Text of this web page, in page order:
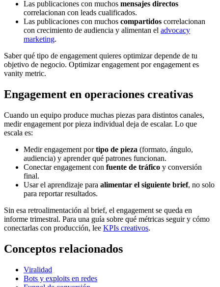
Las publicaciones con muchos mensajes directos
correlacionan con leads cualificados.
Las publicaciones con muchos compartidos correlacionan
con crecimiento de audiencia y alimentan el advocacy
marketing.
Saber qué tipo de engagement quieres optimizar depende de tu
objetivo de negocio. Optimizar engagement por engagement es
vanity metric.
Engagement en operaciones creativas
Cuando un equipo produce muchas piezas para distintos canales,
medir engagement por pieza individual deja de escalar. Lo que
escala es:
Medir engagement portipo de pieza (formato, ángulo,
audiencia) y aprender qué patrones funcionan.
Conectar engagement con fuente de tráfico y conversión
final.
Usar el aprendizaje para alimentar el siguiente brief, no solo
para reportar resultados.
Sin esa retroalimentación al brief, el engagement se queda en
informe trimestral. Para una guía sobre qué métricas seguir y cómo
conectarlas con producción, lee KPIs creativos.
Conceptos relacionados
Viralidad
Bots y exploits en redes